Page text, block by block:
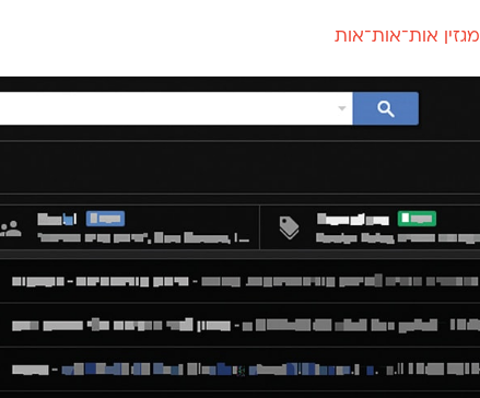
מגזין אות־אות־אות
חדש
פלוני יד
פלוני מעוגל
פריימריז
פרנק־רי
פרנק־רי צר
חדש
קדם סריף
תעמולה